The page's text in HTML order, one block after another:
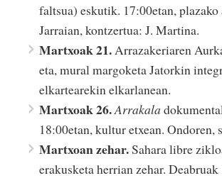
faltsua) eskutik. 17:00etan, plazako
Jarraian, kontzertua: J. Martina.
Martxoak 21. Arrazakeriaren
eta, mural margoketa Jatorkin
elkartearekin elkarlanean.
Martxoak 26.Arrakala
18:00etan, kultur etxean. Ondoren,
Martxoan zehar.Sahara libre
erakusketa herrian zehar.